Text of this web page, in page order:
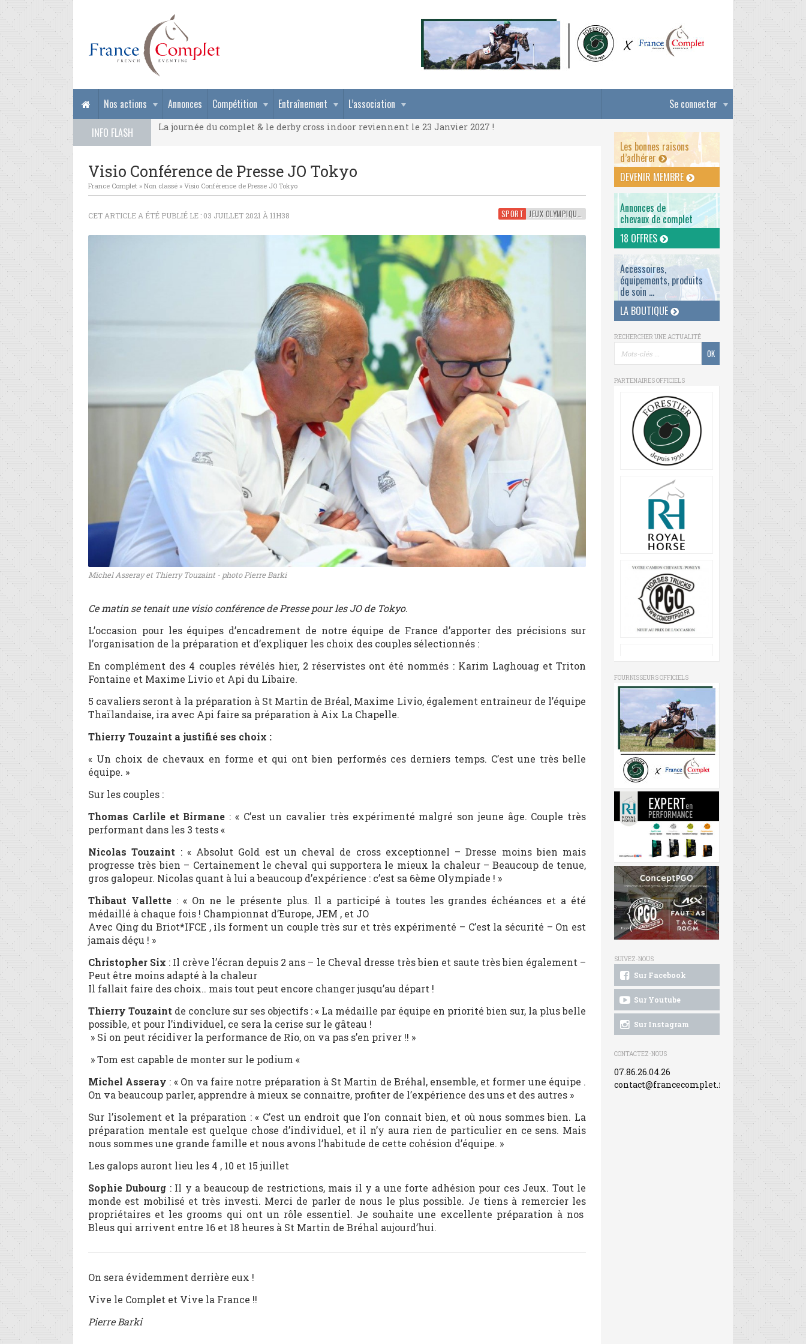
Se connecter
Nos actions Annonces Compétition Entraînement
L’association
INFO FLASH
La journée du complet & le derby cross indoor reviennent le 23 Janvier 2027 !
La journée du complet & le derby cross indoor reviennent le 23 Janvier 2027 !
Visio Conférence de Presse JO Tokyo
France Complet » Non classé » Visio Conférence de Presse JO Tokyo
SPORT JEUX OLYMPIQUES
CET ARTICLE A ÉTÉ PUBLIÉ LE : 03 JUILLET 2021 À 11H38
Michel Asseray et Thierry Touzaint - photo Pierre Barki
Ce matin se tenait une visio conférence de Presse pour les JO de Tokyo.
L’occasion pour les équipes d’encadrement de notre équipe de France d’apporter des précisions sur
l’organisation de la préparation et d’expliquer les choix des couples sélectionnés :
En complément des 4 couples révélés hier, 2 réservistes ont été nommés : Karim Laghouag et Triton
Fontaine et Maxime Livio et Api du Libaire.
5 cavaliers seront à la préparation à St Martin de Bréal, Maxime Livio, également entraineur de l’équipe
Thaïlandaise, ira avec Api faire sa préparation à Aix La Chapelle.
Thierry Touzaint a justifié ses choix :
« Un choix de chevaux en forme et qui ont bien performés ces derniers temps. C’est une très belle
équipe. »
Sur les couples :
Thomas Carlile et Birmane : « C’est un cavalier très expérimenté malgré son jeune âge. Couple très
performant dans les 3 tests «
Nicolas Touzaint : « Absolut Gold est un cheval de cross exceptionnel – Dresse moins bien mais
progresse très bien – Certainement le cheval qui supportera le mieux la chaleur – Beaucoup de tenue,
gros galopeur. Nicolas quant à lui a beaucoup d’expérience : c’est sa 6ème Olympiade ! »
Thibaut Vallette: « On ne le présente plus. Il a participé à toutes les grandes échéances et a été
médaillé à chaque fois ! Championnat d’Europe, JEM , et JO
Avec Qing du Briot*IFCE , ils forment un couple très sur et très expérimenté – C’est la sécurité – On est
jamais déçu ! »
Christopher Six : Il crève l’écran depuis 2 ans – le Cheval dresse très bien et saute très bien également –
Peut être moins adapté à la chaleur
Il fallait faire des choix.. mais tout peut encore changer jusqu’au départ !
Thierry Touzaint de conclure sur ses objectifs : « La médaille par équipe en priorité bien sur, la plus belle
possible, et pour l’individuel, ce sera la cerise sur le gâteau !
» Si on peut récidiver la performance de Rio, on va pas s’en priver !! »
» Tom est capable de monter sur le podium «
Michel Asseray : « On va faire notre préparation à St Martin de Bréhal, ensemble, et former une équipe .
On va beaucoup parler, apprendre à mieux se connaitre, profiter de l’expérience des uns et des autres »
Sur l’isolement et la préparation : « C’est un endroit que l’on connait bien, et où nous sommes bien. La
préparation mentale est quelque chose d’individuel, et il n’y aura rien de particulier en ce sens. Mais
nous sommes une grande famille et nous avons l’habitude de cette cohésion d’équipe. »
Les galops auront lieu les 4 , 10 et 15 juillet
Sophie Dubourg : Il y a beaucoup de restrictions, mais il y a une forte adhésion pour ces Jeux. Tout le
monde est mobilisé et très investi. Merci de parler de nous le plus possible. Je tiens à remercier les
propriétaires et les grooms qui ont un rôle essentiel. Je souhaite une excellente préparation à nos
Bleus qui arrivent entre 16 et 18 heures à St Martin de Bréhal aujourd’hui.
On sera évidemment derrière eux !
Vive le Complet et Vive la France !!
Pierre Barki
Les bonnes raisons
d’adhérer
DEVENIR MEMBRE
Annonces de
chevaux de complet
18 OFFRES
Accessoires,
équipements, produits
de soin ...
LA BOUTIQUE
RECHERCHER UNE ACTUALITÉ
PARTENAIRES OFFICIELS
FOURNISSEURS OFFICIELS
SUIVEZ-NOUS
Sur Facebook
Sur Youtube
Sur Instagram
CONTACTEZ-NOUS
07.86.26.04.26
contact@francecomplet.fr